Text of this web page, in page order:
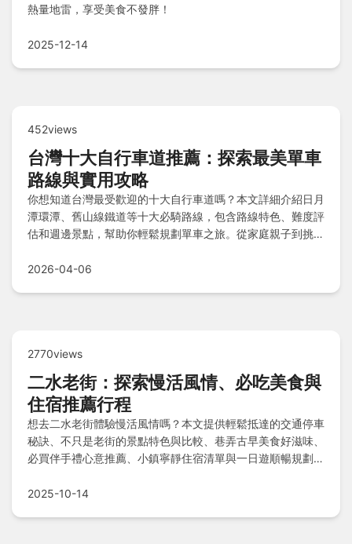
熱量地雷，享受美食不發胖！
2025-12-14
452views
台灣十大自行車道推薦：探索最美單車
路線與實用攻略
你想知道台灣最受歡迎的十大自行車道嗎？本文詳細介紹日月
潭環潭、舊山線鐵道等十大必騎路線，包含路線特色、難度評
估和週邊景點，幫助你輕鬆規劃單車之旅。從家庭親子到挑戰
2026-04-06
2770views
二水老街：探索慢活風情、必吃美食與
住宿推薦行程
想去二水老街體驗慢活風情嗎？本文提供輕鬆抵達的交通停車
秘訣、不只是老街的景點特色與比較、巷弄古早美食好滋味、
必買伴手禮心意推薦、小鎮寧靜住宿清單與一日遊順暢規劃，
2025-10-14